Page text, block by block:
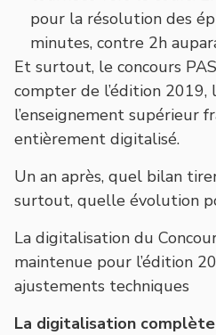
pour la résolution des
minutes, contre 2h
Et surtout, le concours
compter de l’édition 2019,
l’enseignement supérieur
entièrement digitalisé.
Un an après, quel bilan
surtout, quelle évolution
La digitalisation du
maintenue pour l’édition
ajustements techniques
La digitalisation